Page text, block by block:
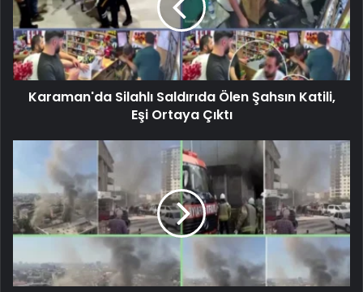
Karaman'da Silahlı Saldırıda Ölen Şahsın Katili,
Eşi Ortaya Çıktı